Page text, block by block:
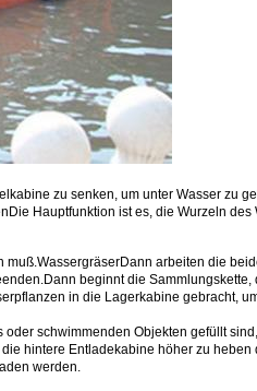
zu senken, um unter Wasser zu
Hauptfunktion ist es, die Wurzeln des
muß.WassergräserDann arbeiten die
beginnt die Sammlungskette,
in die Lagerkabine gebracht,
schwimmenden Objekten gefüllt
hintere Entladekabine höher zu heben
werden.